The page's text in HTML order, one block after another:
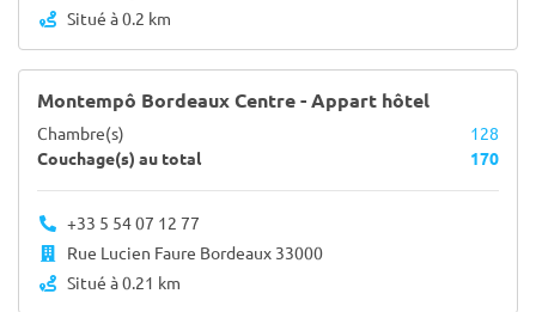
Situé à 0.2 km
Montempô Bordeaux Centre - Appart hôtel
Chambre(s)
128
Couchage(s) au total
170
+33 5 54 07 12 77
Rue Lucien Faure Bordeaux 33000
Situé à 0.21 km